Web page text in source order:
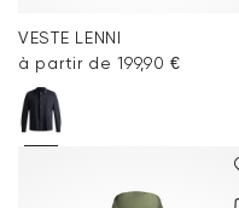
VESTE LENNI
à partir de 199,90 €